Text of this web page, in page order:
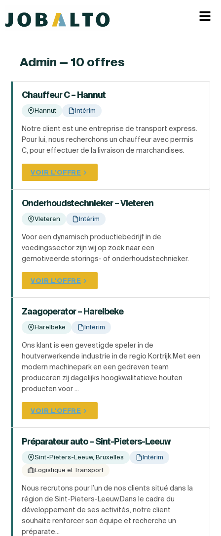
Admin — 10 offres
Chauffeur C – Hannut
Hannut Intérim
Notre client est une entreprise de transport express.
Pour lui, nous recherchons un chauffeur avec permis
C, pour effectuer de la livraison de marchandises.
VOIR L'OFFRE
Onderhoudstechnieker – Vleteren
Vleteren Intérim
Voor een dynamisch productiebedrijf in de
voedingssector zijn wij op zoek naar een
gemotiveerde storings- of onderhoudstechnieker.
VOIR L'OFFRE
Zaagoperator – Harelbeke
Harelbeke Intérim
Ons klant is een gevestigde speler in de
houtverwerkende industrie in de regio Kortrijk.Met een
modern machinepark en een gedreven team
produceren zij dagelijks hoogkwalitatieve houten
producten voor ...
VOIR L'OFFRE
Préparateur auto – Sint-Pieters-Leeuw
Sint-Pieters-Leeuw, Bruxelles
Intérim
Logistique et Transport
Nous recrutons pour l’un de nos clients situé dans la
région de Sint-Pieters-Leeuw.Dans le cadre du
développement de ses activités, notre client
souhaite renforcer son équipe et recherche un
préparate...